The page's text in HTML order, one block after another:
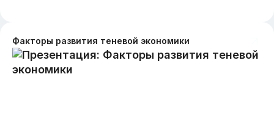
Факторы развития теневой экономики